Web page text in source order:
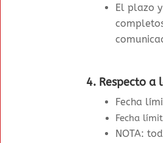
El plazo
4. Respecto a
Fecha
Fecha
NOTA: